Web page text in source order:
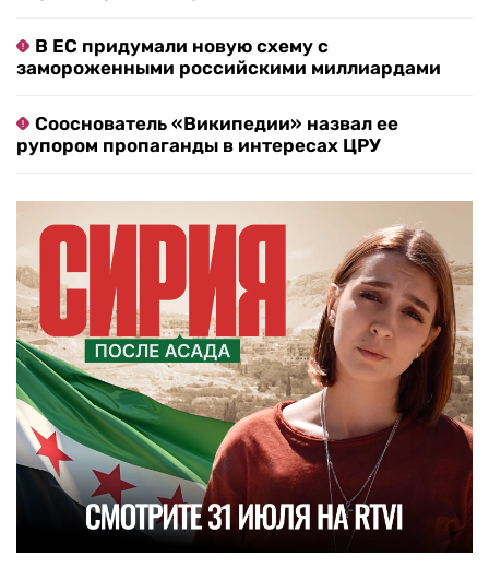
В ЕС придумали новую схему с
замороженными российскими миллиардами
Сооснователь «Википедии» назвал ее
рупором пропаганды в интересах ЦРУ